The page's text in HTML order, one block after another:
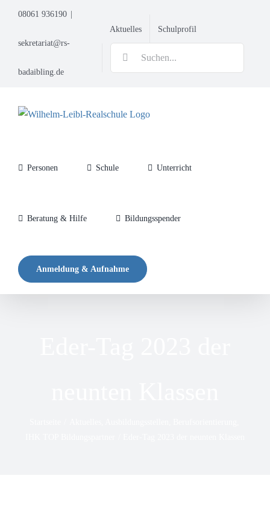
springen
08061 936190
sekretariat@rs-
badaibling.de
Aktuelles Schulprofil
Personen Schule Unterricht
Beratung & Hilfe Bildungsspender
Anmeldung & Aufnahme